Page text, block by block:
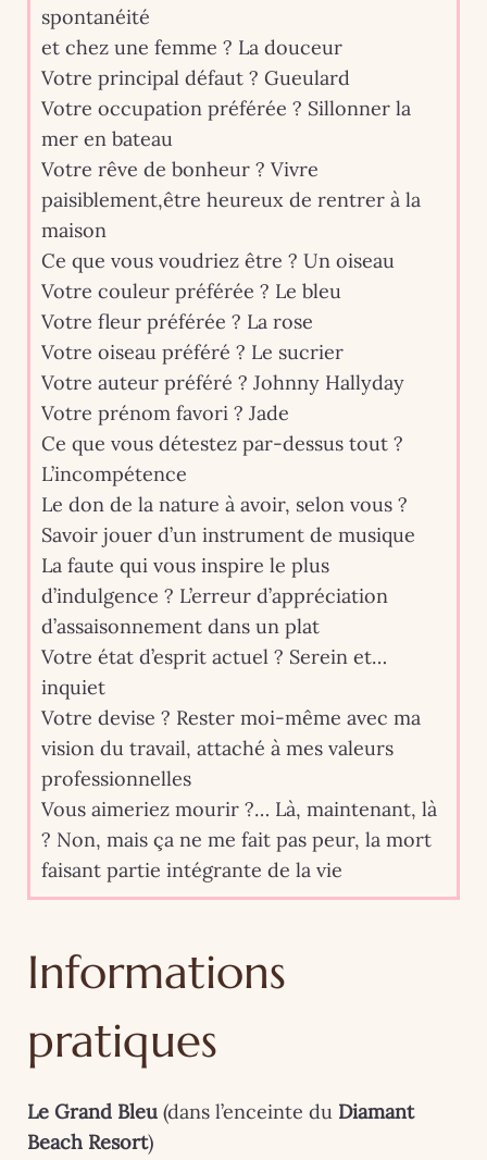
spontanéité
et chez une femme ? La douceur
Votre principal défaut ? Gueulard
Votre occupation préférée ? Sillonner la
mer en bateau
Votre rêve de bonheur ? Vivre
paisiblement,être heureux de rentrer à la
maison
Ce que vous voudriez être ? Un oiseau
Votre couleur préférée ? Le bleu
Votre fleur préférée ? La rose
Votre oiseau préféré ? Le sucrier
Votre auteur préféré ? Johnny Hallyday
Votre prénom favori ? Jade
Ce que vous détestez par-dessus tout ?
L’incompétence
Le don de la nature à avoir, selon vous ?
Savoir jouer d’un instrument de musique
La faute qui vous inspire le plus
d’indulgence ? L’erreur d’appréciation
d’assaisonnement dans un plat
Votre état d’esprit actuel ? Serein et…
inquiet
Votre devise ? Rester moi-même avec ma
vision du travail, attaché à mes valeurs
professionnelles
Vous aimeriez mourir ?… Là, maintenant, là
? Non, mais ça ne me fait pas peur, la mort
faisant partie intégrante de la vie
Informations
pratiques
Le Grand Bleu (dans l’enceinte du Diamant
Beach Resort)